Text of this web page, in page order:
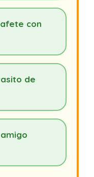
con
de